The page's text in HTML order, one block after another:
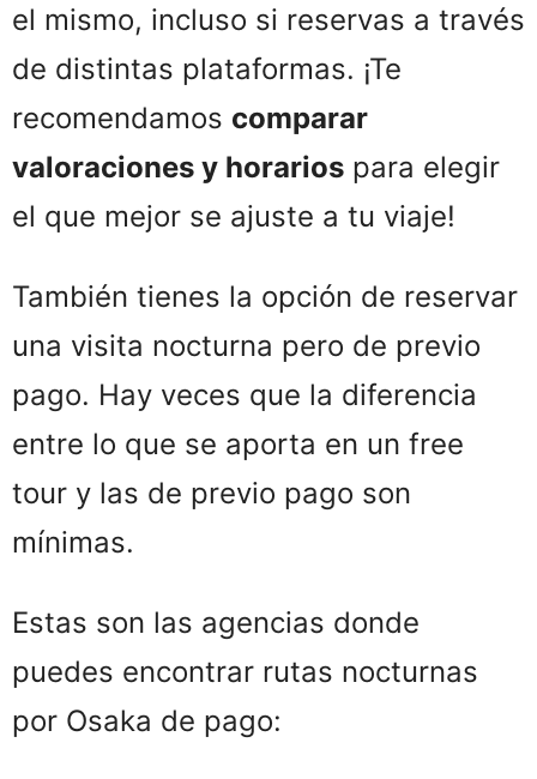
el mismo, incluso si reservas a través
de distintas plataformas. ¡Te
recomendamos comparar
valoraciones y horarios para elegir
el que mejor se ajuste a tu viaje!
También tienes la opción de reservar
una visita nocturna pero de previo
pago. Hay veces que la diferencia
entre lo que se aporta en un free
tour y las de previo pago son
mínimas.
Estas son las agencias donde
puedes encontrar rutas nocturnas
por Osaka de pago: